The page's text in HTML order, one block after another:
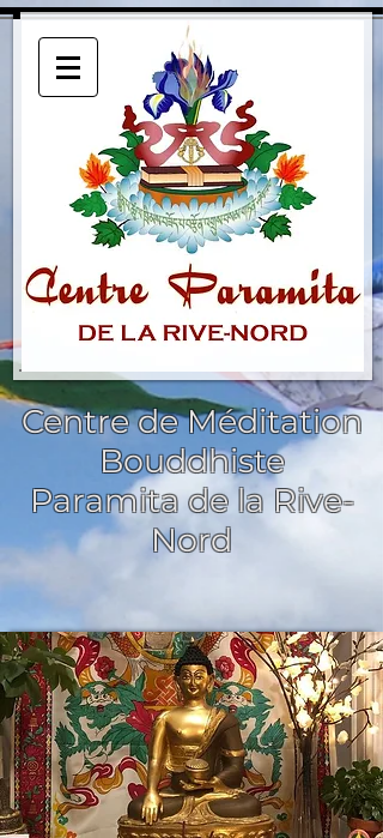
Centre de Méditation
Bouddhiste
Paramita de la Rive-
Nord